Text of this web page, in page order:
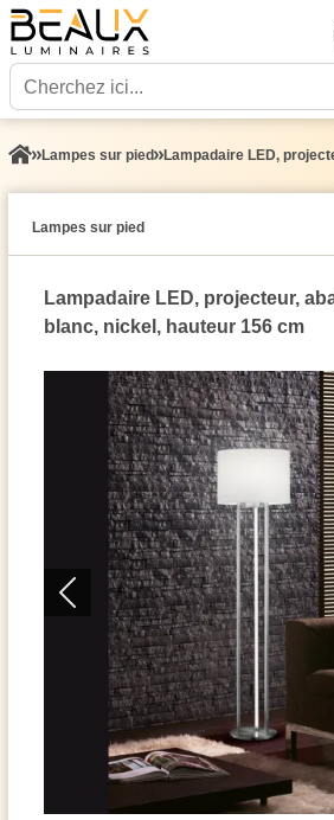
Lampes sur pied Lampadaire LED,
Lampes sur pied
Lampadaire LED, projecteur,
blanc, nickel, hauteur 156 cm